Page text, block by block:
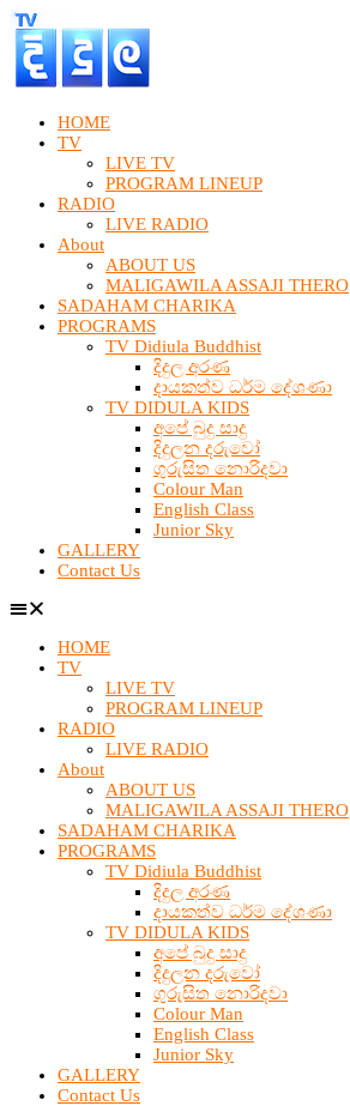
HOME
TV
LIVE TV
PROGRAM LINEUP
RADIO
LIVE RADIO
About
ABOUT US
MALIGAWILA ASSAJI THERO
SADAHAM CHARIKA
PROGRAMS
TV Didiula Buddhist
දිදුල අරණ
දායකත්ව ධර්ම දේශණා
TV DIDULA KIDS
අපේ බුදු සාදු
දිදුලන දරුවෝ
ගුරුසිත නොරිදවා
Colour Man
English Class
Junior Sky
GALLERY
Contact Us
HOME
TV
LIVE TV
PROGRAM LINEUP
RADIO
LIVE RADIO
About
ABOUT US
MALIGAWILA ASSAJI THERO
SADAHAM CHARIKA
PROGRAMS
TV Didiula Buddhist
දිදුල අරණ
දායකත්ව ධර්ම දේශණා
TV DIDULA KIDS
අපේ බුදු සාදු
දිදුලන දරුවෝ
ගුරුසිත නොරිදවා
Colour Man
English Class
Junior Sky
GALLERY
Contact Us